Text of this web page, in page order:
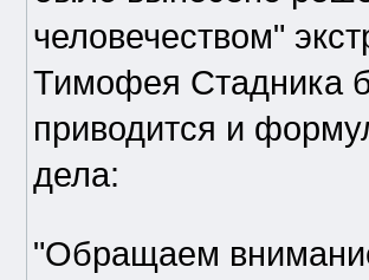
человечеством"
Тимофея Стадника
приводится и
дела:
"Обращаем